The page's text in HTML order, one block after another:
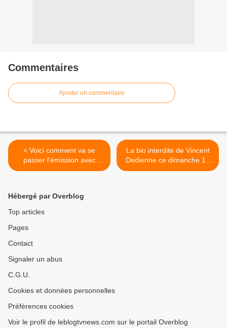
Commentaires
Ajouter un commentaire
< Voici comment va se
passer l'émission avec
François Hollande jeudi sur
La bio interdite de Vincent
Dedienne ce dimanche 10
avril (vidéo). >
Hébergé par Overblog
Top articles
Pages
Contact
Signaler un abus
C.G.U.
Cookies et données personnelles
Préférences cookies
Voir le profil de leblogtvnews.com sur le portail Overblog